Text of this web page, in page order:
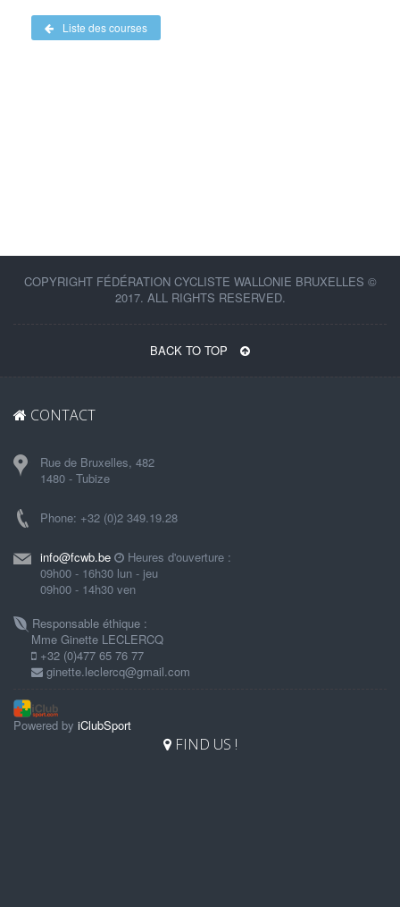
Liste des courses
COPYRIGHT FÉDÉRATION CYCLISTE WALLONIE BRUXELLES ©
2017. ALL RIGHTS RESERVED.
BACK TO TOP
CONTACT
Rue de Bruxelles, 482
1480 - Tubize
Phone: +32 (0)2 349.19.28
info@fcwb.be
Heures d'ouverture :
09h00 - 16h30 lun - jeu
09h00 - 14h30 ven
Responsable éthique :
Mme Ginette LECLERCQ
+32 (0)477 65 76 77
ginette.leclercq@gmail.com
Powered by iClubSport
FIND US !